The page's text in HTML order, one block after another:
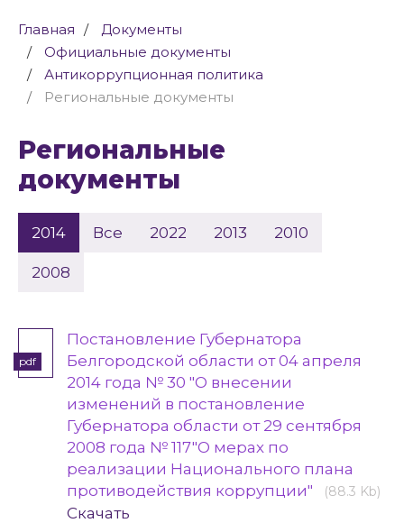
Главная
Документы
Официальные документы
Антикоррупционная политика
Региональные документы
Региональные
документы
Все 2022
2014 2013 2010
2008
pdf
Постановление Губернатора
Белгородской области от 04 апреля
2014 года № 30 "О внесении
изменений в постановление
Губернатора области от 29 сентября
2008 года № 117"О мерах по
реализации Национального плана
противодействия коррупции"
(88.3 Kb)
Скачать